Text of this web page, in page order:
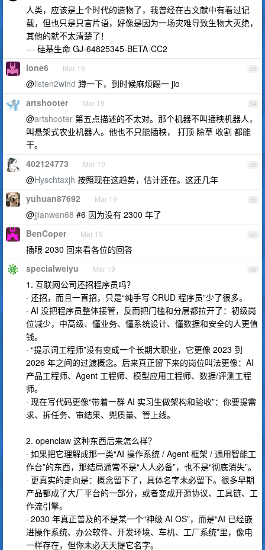
人类，应该是上个时代的造物了，我曾经在古文献中有看过记
载，但也只是只言片语，好像是因为一场灾难导致生物大灭绝，
其他的就不太清楚了！
--- 硅基生命 GJ-64825345-BETA-CC2
53
lone6 Mar 19
@listen2wind 蹲一下，到时候麻烦踢一 jio
54
artshooter Mar 19
@artshooter 第五点描述的不太对。那个机器不叫插秧机器人，
叫悬架式农业机器人。他也不只能插秧， 打顶 除草 收割 都能
干。
55
402124773 Mar 19
@Hyschtaxjh 按照现在这趋势，估计还在。这还几年
56
yuhuan87692 Mar 19
@jjianwen68 #6 因为没有 2300 年了
57
BenCoper Mar 19
插眼 2030 回来看各位的回答
58
specialweiyu Mar 19
1. 互联网公司还招程序员吗？
· 还招，而且一直招，只是“纯手写 CRUD 程序员”少了很多。
· AI 没把程序员整体接管，反而把门槛和分层都拉开了：初级岗
位减少，中高级、懂业务、懂系统设计、懂数据和安全的人更值
钱。
· “提示词工程师”没有变成一个长期大职业，它更像 2023 到
2026 年之间的过渡概念。后来真正留下来的岗位叫法更像：AI
产品工程师、Agent 工程师、模型应用工程师、数据/评测工程
师。
· 现在写代码更像“带着一群 AI 实习生做架构和验收”：你要提需
求、拆任务、审结果、兜质量、管上线。
2. openclaw 这种东西后来怎么样？
· 如果把它理解成那一类“AI 操作系统 / Agent 框架 / 通用智能工
作台”的东西，那结局通常不是“人人必备”，也不是“彻底消失”。
· 更真实的走向是：概念留下了，具体名字未必留下。很多早期
产品都成了大厂平台的一部分，或者变成开源协议、工具链、工
作流引擎。
· 2030 年真正普及的不是某一个“神级 AI OS”，而是“AI 已经嵌
进操作系统、办公软件、开发环境、车机、工厂系统”里，像电
一样存在，但你未必天天提它名字。